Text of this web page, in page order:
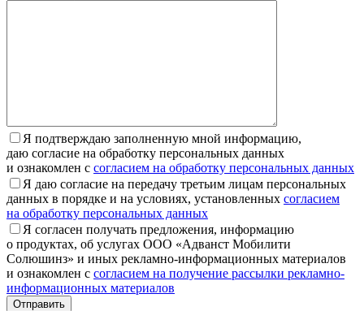
Я подтверждаю заполненную мной информацию,
даю согласие на обработку персональных данных
и ознакомлен с согласием на обработку персональных данных
Я даю согласие на передачу третьим лицам персональных
данных в порядке и на условиях, установленных согласием
на обработку персональных данных
Я согласен получать предложения, информацию
о продуктах, об услугах ООО «Адванст Мобилити
Солюшинз» и иных рекламно-информационных материалов
и ознакомлен с согласием на получение рассылки рекламно-
информационных материалов
Отправить